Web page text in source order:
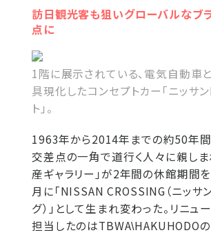
訪日観光客も狙いグローバルなブ
点に
1階に展示されている、電気自動車
具現化したコンセプトカー「ニッサ
ト」。
1963年から2014年までの約50年間
交差点の一角で道行く人々に親しま
産ギャラリー」が2年間の休館期間
月に「NISSAN CROSSING（ニッサ
グ）」として生まれ変わった。リニュ
担当したのはTBWA\HAKUHODOの